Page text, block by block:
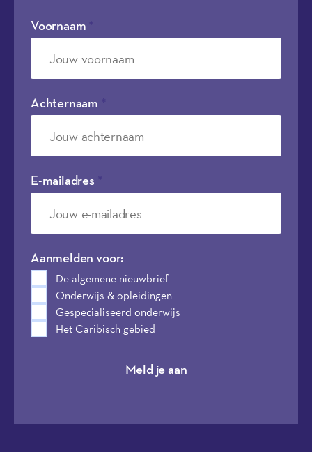
Voornaam
Achternaam
E-mailadres
Aanmelden voor:
De algemene nieuwbrief
Onderwijs & opleidingen
Gespecialiseerd onderwijs
Het Caribisch gebied
Meld je aan